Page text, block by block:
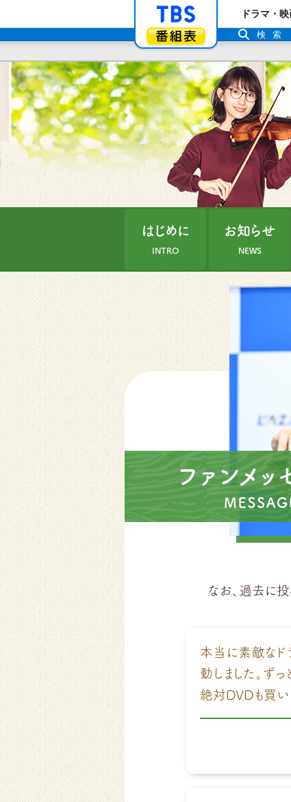
「TBSテレビ
番組表
ドラマ・映
検索
はじめに
INTRO
お知らせ
NEWS
なお、過去に
本当に素敵なド
動しました。ず
絶対DVDも買い